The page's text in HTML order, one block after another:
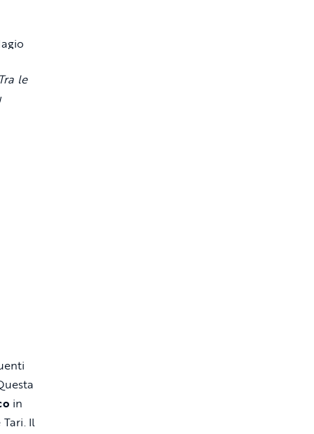
le
in
Il